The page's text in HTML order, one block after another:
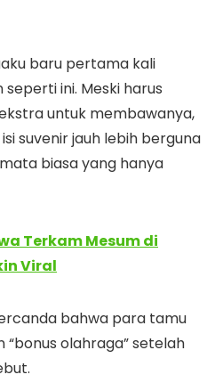
baru pertama kali
ini. Meski harus
untuk membawanya,
suvenir jauh lebih berguna
biasa yang hanya
Terkam Mesum di
Viral
bahwa para tamu
olahraga” setelah